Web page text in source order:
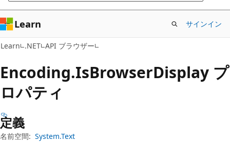
キ
ッ
プ
ン
に
ス
キ
プ
Learn サインイン
Learn .NET API ブラウザー
Encoding.IsBrowserDisplay プ
ロパティ
定義
名前空間: System.Text